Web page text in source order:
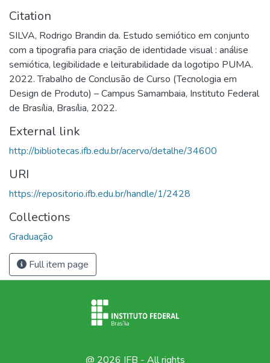
Citation
SILVA, Rodrigo Brandin da. Estudo semiótico em conjunto
com a tipografia para criação de identidade visual : análise
semiótica, legibilidade e leiturabilidade da logotipo PUMA.
2022. Trabalho de Conclusão de Curso (Tecnologia em
Design de Produto) – Campus Samambaia, Instituto Federal
External link
http://bibliotecas.ifb.edu.br/acervo/detalhe/34600
URI
https://repositorio.ifb.edu.br/handle/1/2428
Collections
Graduação
Full item page
@ 2026 IFB - All rights